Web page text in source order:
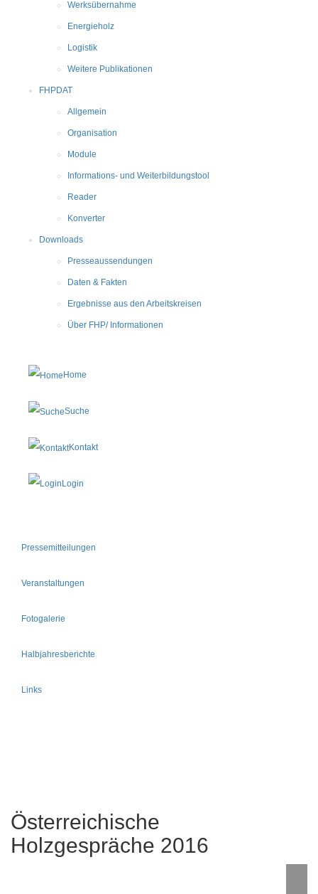
Werksübernahme
Energieholz
Logistik
Weitere Publikationen
FHPDAT
Allgemein
Organisation
Module
Informations- und Weiterbildungstool
Reader
Konverter
Downloads
Presseaussendungen
Daten & Fakten
Ergebnisse aus den Arbeitskreisen
Über FHP/ Informationen
Home
Suche
Kontakt
Login
Pressemitteilungen
Veranstaltungen
Fotogalerie
Halbjahresberichte
Links
Österreichische
Holzgespräche 2016